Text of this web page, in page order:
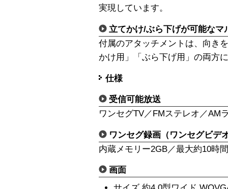
実現しています。
立てかけ/ぶら下げが可能なマ
付属のアタッチメントは、向き
かけ用」「ぶら下げ用」の両方
仕様
受信可能放送
ワンセグTV／FMステレオ／AM
ワンセグ録画（ワンセグビデ
内蔵メモリー2GB／最大約10時
画面